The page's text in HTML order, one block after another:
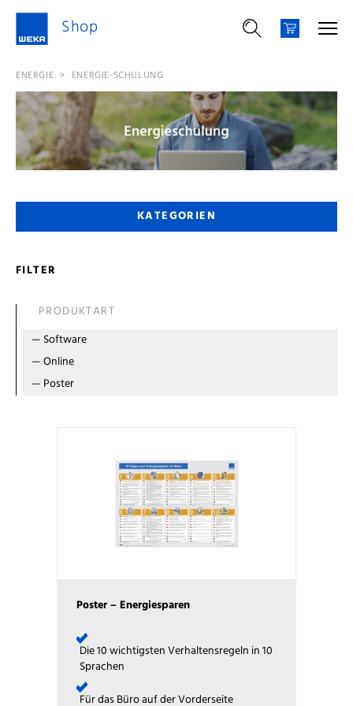
Shop
ENERGIE > ENERGIE-SCHULUNG
KATEGORIEN
FILTER
PRODUKTART
— Software
—Online
— Poster
Poster – Energiesparen
Die 10 wichtigsten Verhaltensregeln in 10
Sprachen
Für das Büro auf der Vorderseite